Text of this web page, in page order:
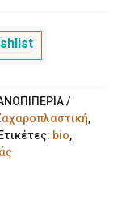
,
Ετικέτες: bio,